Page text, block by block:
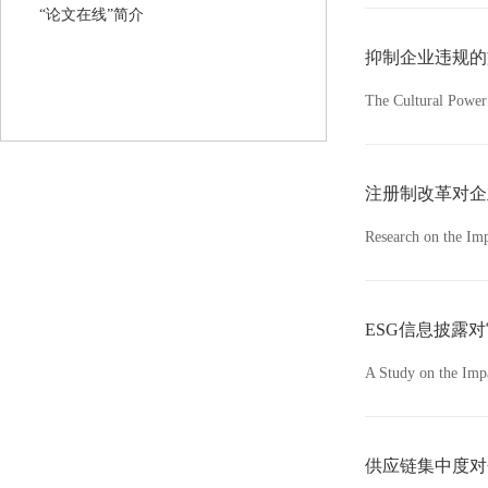
“论文在线”简介
抑制企业违规
The Cultural
注册制改革对
Research on the
ESG信息披露
A Study on the
供应链集中度